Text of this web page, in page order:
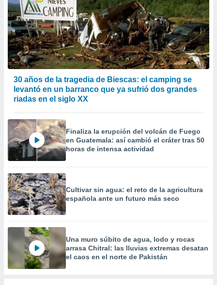
30 años de la tragedia de Biescas: el camping se
levantó en un barranco que ya sufrió dos grandes
riadas en el siglo XX
Finaliza la erupción del volcán de Fuego
en Guatemala: así cambió el cráter tras 50
horas de intensa actividad
Cultivar sin agua: el reto de la agricultura
española ante un futuro más seco
Una muro súbito de agua, lodo y rocas
arrasa Chitral: las lluvias extremas desatan
el caos en el norte de Pakistán